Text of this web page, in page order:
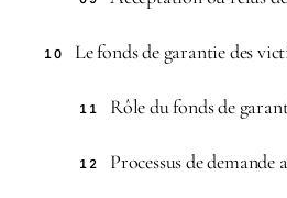
10 Le fonds de garantie des
11 Rôle du fonds de
12 Processus de demande